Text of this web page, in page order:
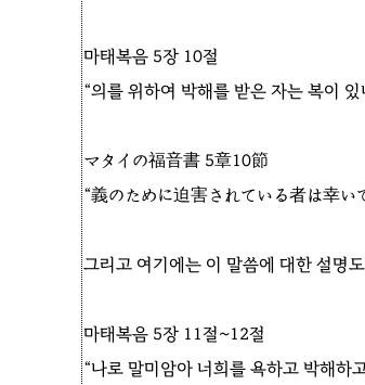
마태복음 5장 10절
“의를 위하여 박해를 받은 자는 복이
マタイの福音書 5章10節
“義のために迫害されている者は幸い
그리고 여기에는 이 말씀에 대한 설명
마태복음 5장 11절~12절
“나로 말미암아 너희를 욕하고 박해하